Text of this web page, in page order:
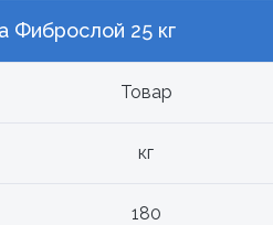
Фиброслой 25 кг
Товар
кг
180